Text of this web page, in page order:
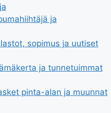
ja
sopimus ja uutiset
ja tunnetuimmat
pinta-alan ja muunnat